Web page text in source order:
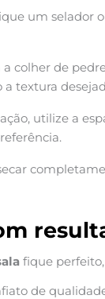
um selador
a colher de
textura
utilize a
fique
de